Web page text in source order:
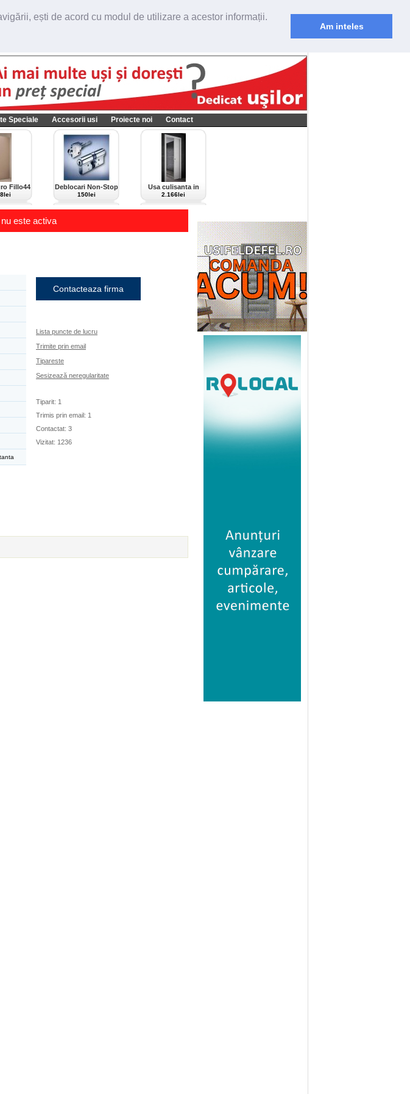
ești de acord cu modul de utilizare a acestor informații.
Am inteles
Speciale Accesorii usi Proiecte noi Contact
Fillo44
Italia
Deblocari Non-Stop
150lei
Usa culisanta in
perete Scrigno,
culoare alba-bianco
2.166lei
este activa
Contacteaza firma
Lista puncte de lucru
Trimite prin email
Tipareste
Sesizează neregularitate
Tiparit: 1
Trimis prin email: 1
Contactat: 3
Vizitat: 1236